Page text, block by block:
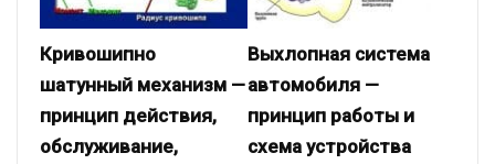
Кривошипно
шатунный механизм —
принцип действия,
обслуживание,
Выхлопная система
автомобиля —
принцип работы и
схема устройства